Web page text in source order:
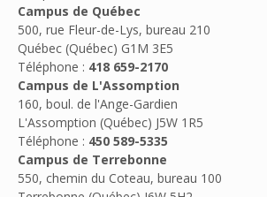
Campus de Québec
500, rue Fleur-de-Lys, bureau 210
Québec (Québec) G1M 3E5
Téléphone : 418 659-2170
Campus de L'Assomption
160, boul. de l'Ange-Gardien
L'Assomption (Québec) J5W 1R5
Téléphone : 450 589-5335
Campus de Terrebonne
550, chemin du Coteau, bureau 100